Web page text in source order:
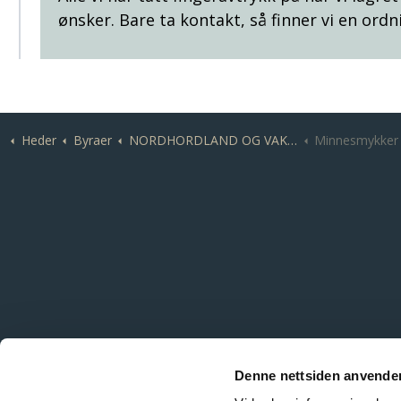
Denne nettsiden
ønsker. Bare ta kontakt, så finner vi en
Heder Byraer NORDHORDLAND OG VAKSDAL | Nordhordland Begravelsesbyrå I Alver Minnesmykker
Tlf:56 37 14 10- Avd.